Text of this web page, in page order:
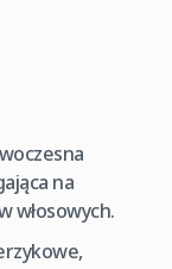
na
włosowych.